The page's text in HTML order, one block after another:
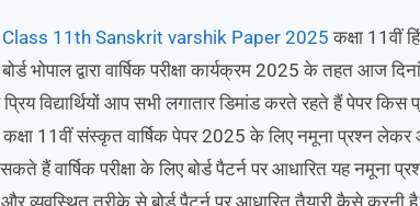
Class 11th Sanskrit varshik Paper 2025 कक्षा 11वीं
भोपाल द्वारा वार्षिक परीक्षा कार्यक्रम 2025 के तहत आज
प्रिय विद्यार्थियों आप सभी लगातार डिमांड करते रहते हैं पेपर
11वीं संस्कृत वार्षिक पेपर 2025 के लिए नमूना प्रश्न
हैं वार्षिक परीक्षा के लिए बोर्ड पैटर्न पर आधारित यह नमूना